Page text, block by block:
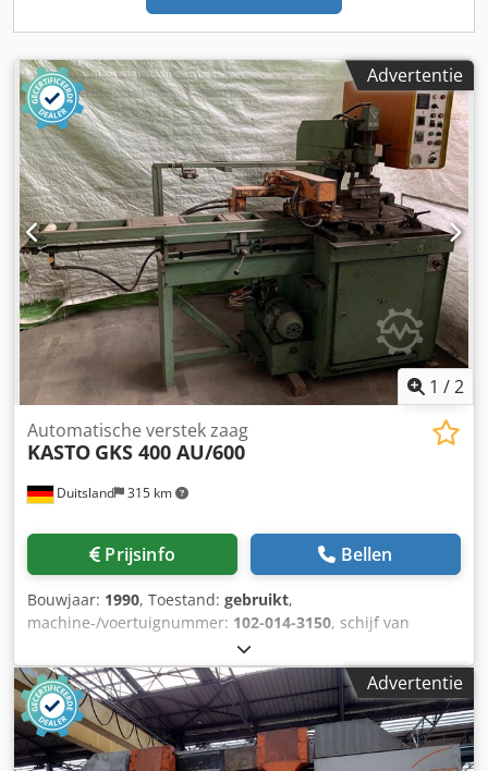
Advertentie
1 /2
Duitsland 315 km
Automatische verstek zaag
KASTO GKS 400 AU/600
Prijsinfo Bellen
Bouwjaar: 1990, Toestand: gebruikt,
machine-/voertuignummer: 102-014-3150, schijf van
cirkelzaag-Ø: snijgebied 400 mm 90 ° ronde: 130 mm
snijgebied op 90° square: 210 x 80 mm snijgebied in
verstek 45 ° ronde: 130 mm snijgebied in mijter op het
plein van de 45°: 160 x 80 mm snijsnelheid: 11/22 m/min
ruimte nodig: 2650 x 1450 x 1980 mm gewicht: ca. 1100 kg
Dodpfx Anodbp Eqsijwa
Advertentie